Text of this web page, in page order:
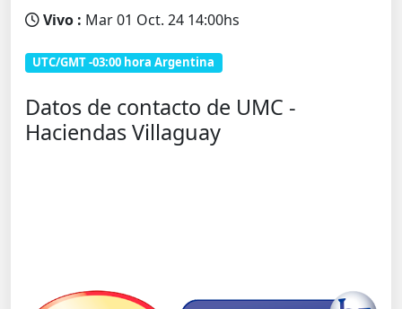
Vivo : Mar 01 Oct. 24 14:00hs
UTC/GMT -03:00 hora Argentina
Datos de contacto de UMC -
Haciendas Villaguay